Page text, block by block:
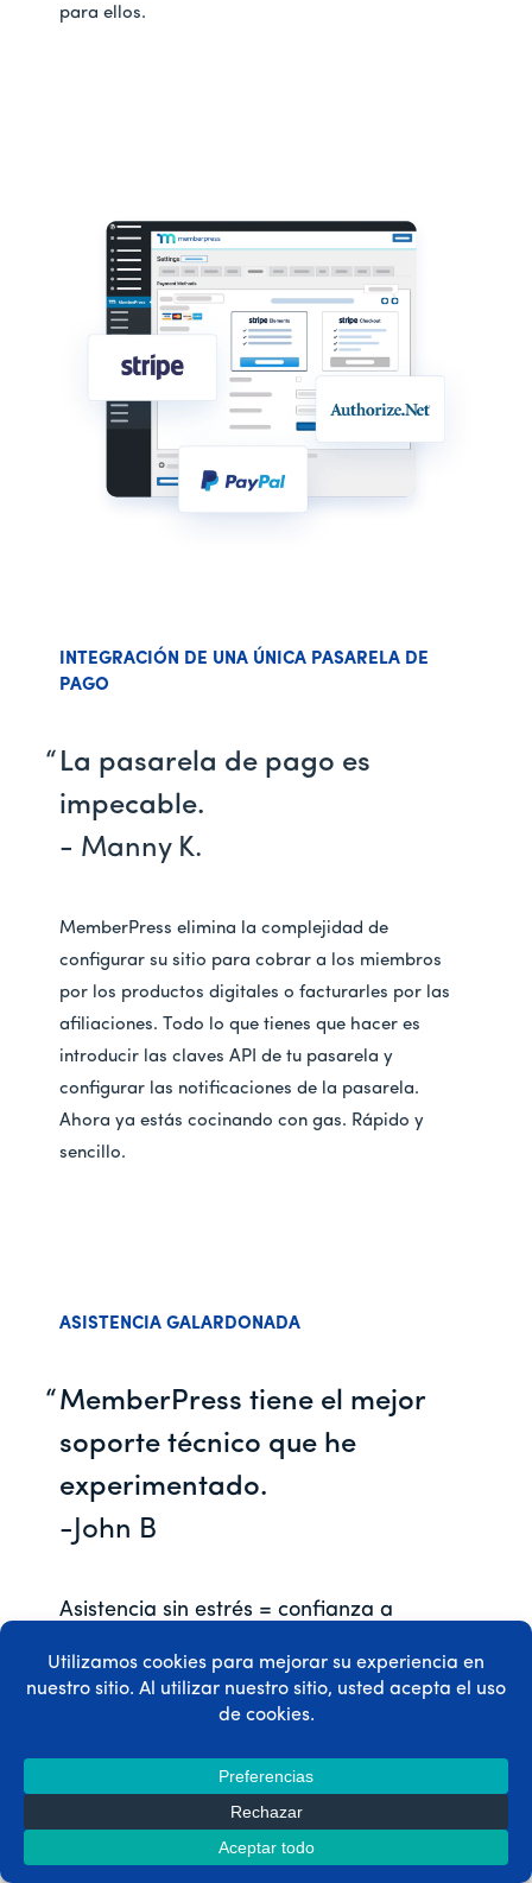
para ellos.
INTEGRACIÓN DE UNA ÚNICA PASARELA DE
PAGO
La pasarela de pago es
impecable.
- Manny K.
MemberPress elimina la complejidad de
configurar su sitio para cobrar a los miembros
por los productos digitales o facturarles por las
afiliaciones. Todo lo que tienes que hacer es
introducir las claves API de tu pasarela y
configurar las notificaciones de la pasarela.
Ahora ya estás cocinando con gas. Rápido y
sencillo.
ASISTENCIA GALARDONADA
MemberPress tiene el mejor
soporte técnico que he
experimentado.
-John B
Asistencia sin estrés = confianza a
usuario al alcance de la mano y nuestro
equipo de primera categoría a su servicio,
centrarse en aumentar los beneficios, en
lugar de perseguir errores.